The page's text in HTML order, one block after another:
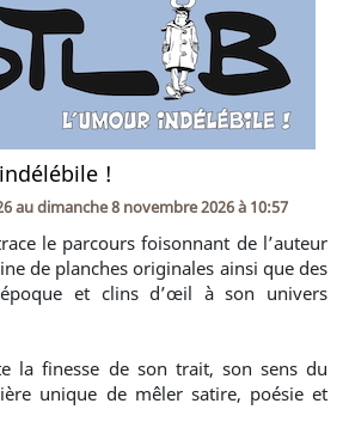
!
audimanche 8 novembre 2026 à 10:57
le parcours foisonnant de l’auteur
de planches originales ainsi que des
et clins d’œil à son univers
la finesse de son trait, son sens du
unique de mêler satire, poésie et